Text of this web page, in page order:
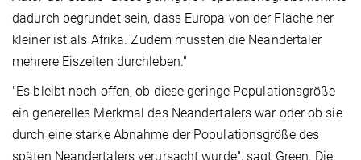
dadurch begründet sein, dass Europa von der Fläche her
kleiner ist als Afrika. Zudem mussten die Neandertaler
mehrere Eiszeiten durchleben."
"Es bleibt noch offen, ob diese geringe Populationsgröße
ein generelles Merkmal des Neandertalers war oder ob sie
durch eine starke Abnahme der Populationsgröße des
späten Neandertalers verursacht wurde", sagt Green. Die